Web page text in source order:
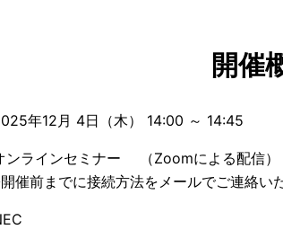
開催
年12月 4日（木） 14:00 ～ 14:45
ンラインセミナー （Zoomによる配信）
催前までに接続方法をメールでご連絡い